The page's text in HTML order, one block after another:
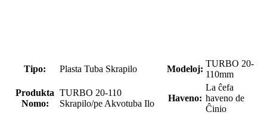
Tipo: Plasta Tuba Skrapilo Modeloj:
TURBO 20-
110mm
Produkta
Nomo:
TURBO 20-110
Skrapilo/pe Akvotuba Ilo
Haveno:
La ĉefa
haveno de
Ĉinio